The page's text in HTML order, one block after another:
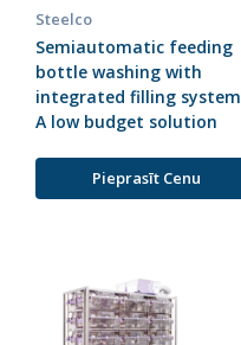
Steelco
Semiautomatic feeding
bottle washing with
integrated filling
A low budget solution
Pieprasīt Cenu